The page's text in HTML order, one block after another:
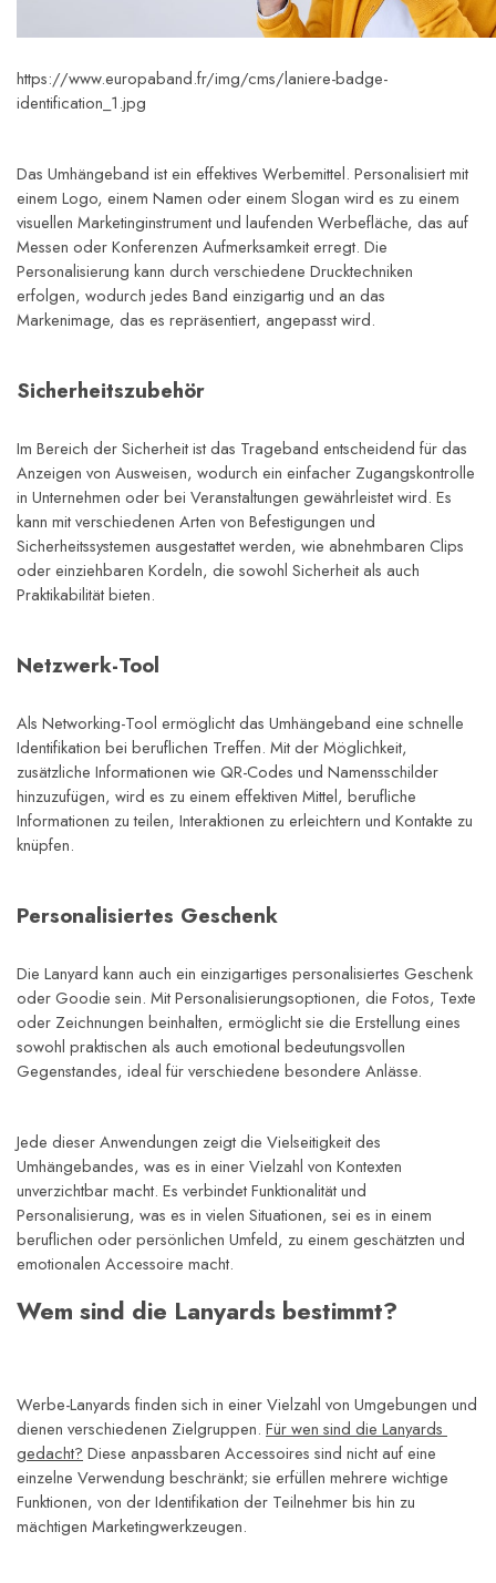
https://www.europaband.fr/img/cms/laniere-badge-
identification_1.jpg
Das Umhängeband ist ein effektives Werbemittel. Personalisiert mit
einem Logo, einem Namen oder einem Slogan wird es zu einem
visuellen Marketinginstrument und laufenden Werbefläche, das auf
Messen oder Konferenzen Aufmerksamkeit erregt. Die
Personalisierung kann durch verschiedene Drucktechniken
erfolgen, wodurch jedes Band einzigartig und an das
Markenimage, das es repräsentiert, angepasst wird.
Sicherheitszubehör
Im Bereich der Sicherheit ist das Trageband entscheidend für das
Anzeigen von Ausweisen, wodurch ein einfacher Zugangskontrolle
in Unternehmen oder bei Veranstaltungen gewährleistet wird. Es
kann mit verschiedenen Arten von Befestigungen und
Sicherheitssystemen ausgestattet werden, wie abnehmbaren Clips
oder einziehbaren Kordeln, die sowohl Sicherheit als auch
Praktikabilität bieten.
Netzwerk-Tool
Als Networking-Tool ermöglicht das Umhängeband eine schnelle
Identifikation bei beruflichen Treffen. Mit der Möglichkeit,
zusätzliche Informationen wie QR-Codes und Namensschilder
hinzuzufügen, wird es zu einem effektiven Mittel, berufliche
Informationen zu teilen, Interaktionen zu erleichtern und Kontakte zu
knüpfen.
Personalisiertes Geschenk
Die Lanyard kann auch ein einzigartiges personalisiertes Geschenk
oder Goodie sein. Mit Personalisierungsoptionen, die Fotos, Texte
oder Zeichnungen beinhalten, ermöglicht sie die Erstellung eines
sowohl praktischen als auch emotional bedeutungsvollen
Gegenstandes, ideal für verschiedene besondere Anlässe.
Jede dieser Anwendungen zeigt die Vielseitigkeit des
Umhängebandes, was es in einer Vielzahl von Kontexten
unverzichtbar macht. Es verbindet Funktionalität und
Personalisierung, was es in vielen Situationen, sei es in einem
beruflichen oder persönlichen Umfeld, zu einem geschätzten und
emotionalen Accessoire macht.
Wem sind die Lanyards bestimmt?
Werbe-Lanyards finden sich in einer Vielzahl von Umgebungen und
dienen verschiedenen Zielgruppen. Für wen sind die Lanyards
gedacht? Diese anpassbaren Accessoires sind nicht auf eine
einzelne Verwendung beschränkt; sie erfüllen mehrere wichtige
Funktionen, von der Identifikation der Teilnehmer bis hin zu
mächtigen Marketingwerkzeugen.